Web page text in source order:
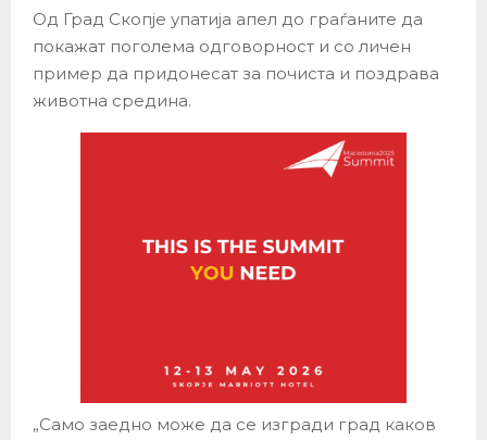
Од Град Скопје упатија апел до граѓаните да
покажат поголема одговорност и со личен
пример да придонесат за почиста и поздрава
животна средина.
„Само заедно може да се изгради град каков